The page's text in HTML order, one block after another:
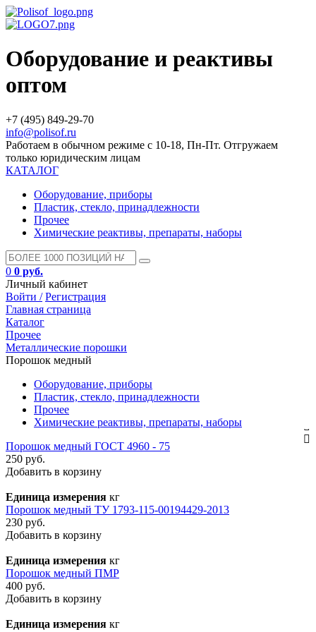
Оборудование и реактивы
оптом
+7 (495) 849-29-70
info@polisof.ru
Работаем в обычном режиме с 10-18, Пн-Пт. Отгружаем
только юридическим лицам
КАТАЛОГ
Оборудование, приборы
Пластик, стекло, принадлежности
Прочее
Химические реактивы, препараты, наборы
0 0 руб.
Личный кабинет
Войти / Регистрация
Главная страница
Каталог
Прочее
Металлические порошки
Порошок медный
Оборудование, приборы
Пластик, стекло, принадлежности
Прочее
Химические реактивы, препараты, наборы
Порошок медный ГОСТ 4960 - 75
250 руб.
Добавить в корзину
Единица измерения кг
Порошок медный ТУ 1793-115-00194429-2013
230 руб.
Добавить в корзину
Единица измерения кг
Порошок медный ПМР
400 руб.
Добавить в корзину
Единица измерения кг